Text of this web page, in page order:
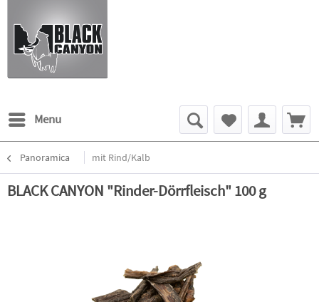
Menu
Panoramica mit Rind/Kalb
BLACK CANYON "Rinder-Dörrfleisch" 100 g